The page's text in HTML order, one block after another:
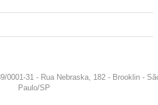
0001-31 - Rua Nebraska, 182 - Brooklin -
Paulo/SP